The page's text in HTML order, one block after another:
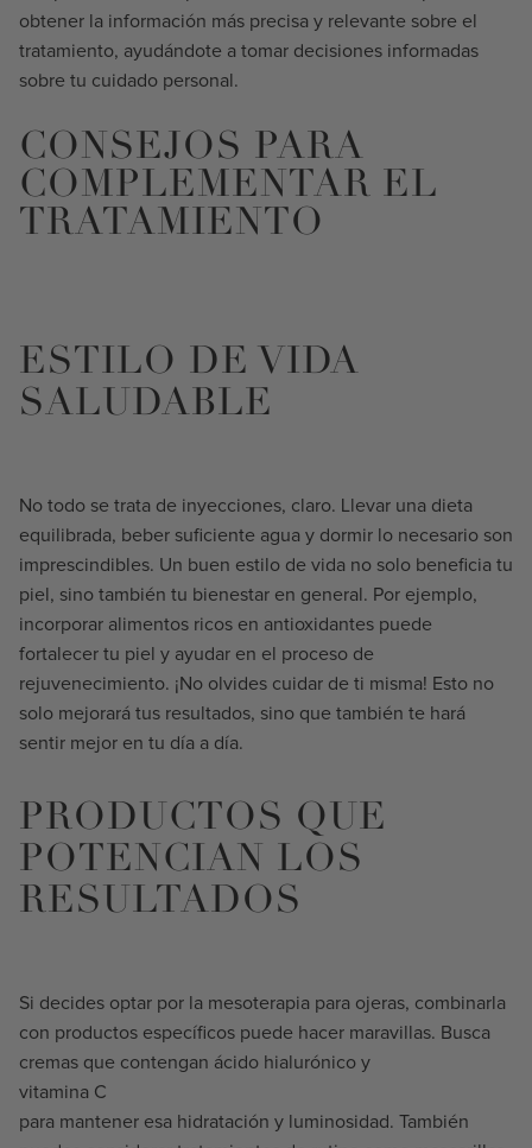
obtener la información más precisa y relevante sobre el
tratamiento, ayudándote a tomar decisiones informadas
sobre tu cuidado personal.
CONSEJOS PARA
COMPLEMENTAR EL
TRATAMIENTO
ESTILO DE VIDA
SALUDABLE
No todo se trata de inyecciones, claro. Llevar una dieta
equilibrada, beber suficiente agua y dormir lo necesario son
imprescindibles. Un buen estilo de vida no solo beneficia tu
piel, sino también tu bienestar en general. Por ejemplo,
incorporar alimentos ricos en antioxidantes puede
fortalecer tu piel y ayudar en el proceso de
rejuvenecimiento. ¡No olvides cuidar de ti misma! Esto no
solo mejorará tus resultados, sino que también te hará
sentir mejor en tu día a día.
PRODUCTOS QUE
POTENCIAN LOS
RESULTADOS
Si decides optar por la mesoterapia para ojeras, combinarla
con productos específicos puede hacer maravillas. Busca
cremas que contengan ácido hialurónico y
vitamina C
para mantener esa hidratación y luminosidad. También